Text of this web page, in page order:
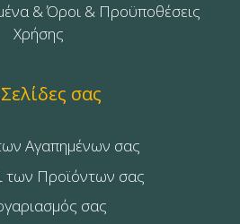
& Όροι & Προϋποθέσεις
Χρήσης
σας
Αγαπημένων σας
των Προϊόντων σας
σας